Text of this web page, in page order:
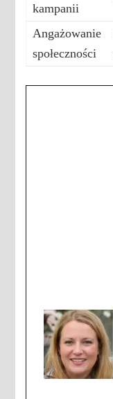
kampanii
Angażowanie
społeczności